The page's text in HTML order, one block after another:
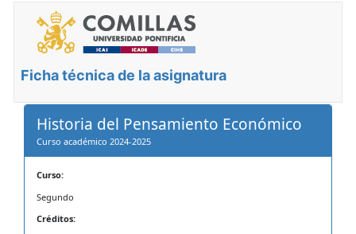
Ficha técnica de la asignatura
Historia del Pensamiento Económico
Curso académico 2024-2025
Curso:
Segundo
Créditos: